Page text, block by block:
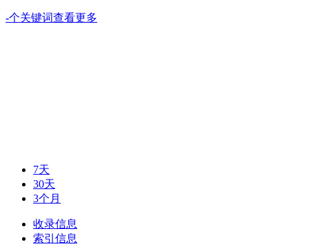
-个关键词查看更多
7天
30天
3个月
收录信息
索引信息